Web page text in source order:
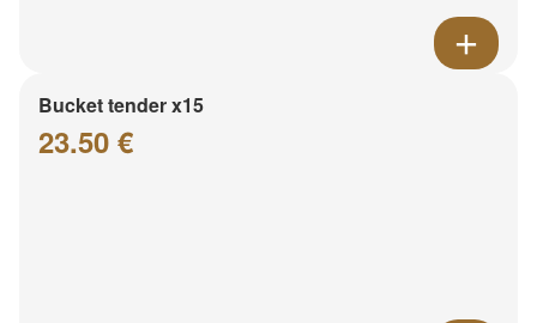
Bucket tender x15
23.50 €